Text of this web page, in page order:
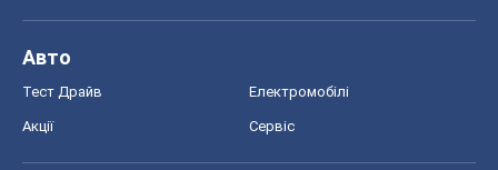
Авто
Тест Драйв Електромобілі
Акції Сервіс